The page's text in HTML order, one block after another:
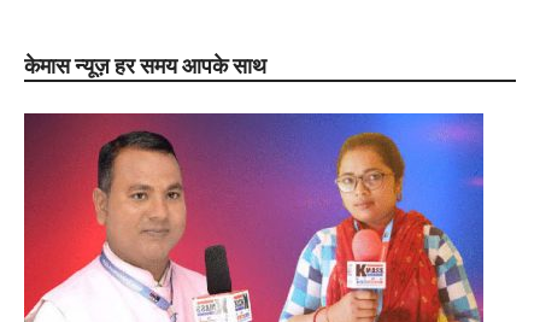
केमास न्यूज़ हर समय आपके साथ